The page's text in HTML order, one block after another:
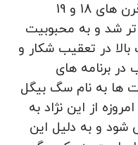
بعد از آن و سال ها بعد یعنی قرن های 18 و 19
تر شد و به محبوبیت
در تعقیب شکار و
برنامه ‌های
ها به نام سگ بیگل
از این نژاد به
شود و به دلیل این